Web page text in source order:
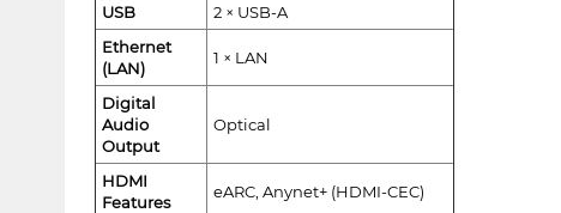
USB
2 × USB-A
Ethernet
(LAN)
1 × LAN
Digital
Audio
Output
Optical
HDMI
Features
eARC, Anynet+ (HDMI-CEC)